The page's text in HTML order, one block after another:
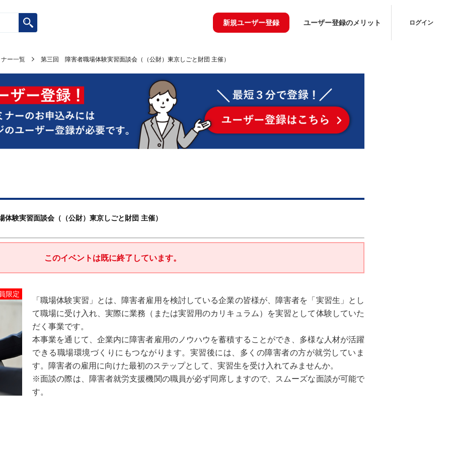
新規ユーザー登録 ユーザー登録のメリット ログイン
ー一覧 第三回 障害者職場体験実習面談会（（公財）東京しごと財団 主催）
実習面談会（（公財）東京しごと財団 主催）
このイベントは既に終了しています。
限定
「職場体験実習」とは、障害者雇用を検討している企業の皆様が、障害者を「実習生」とし
て職場に受け入れ、実際に業務（または実習用のカリキュラム）を実習として体験していた
だく事業です。
本事業を通じて、企業内に障害者雇用のノウハウを蓄積することができ、多様な人材が活躍
できる職場環境づくりにもつながります。実習後には、多くの障害者の方が就労していま
す。障害者の雇用に向けた最初のステップとして、実習生を受け入れてみませんか。
※面談の際は、障害者就労支援機関の職員が必ず同席しますので、スムーズな面談が可能で
す。